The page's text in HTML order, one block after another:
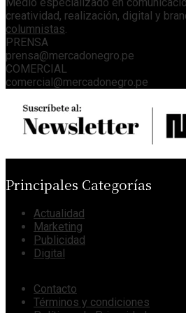
Medio especializado en
creatividad, realización, digital y
columnistas.
PRENSA
prensa@mercadonegro.pe
COMERCIAL
comercial@mercadonegro.pe
Principales Categorías
Actualidad
Marketing
Publicidad
Digital
Contacto
Términos y condiciones